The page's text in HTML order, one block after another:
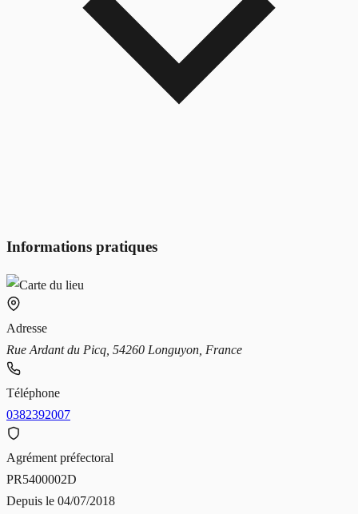
Informations pratiques
Adresse
Rue Ardant du Picq, 54260 Longuyon, France
Téléphone
0382392007
Agrément préfectoral
PR5400002D
Depuis le 04/07/2018